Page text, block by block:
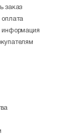
заказ
оплата
информация